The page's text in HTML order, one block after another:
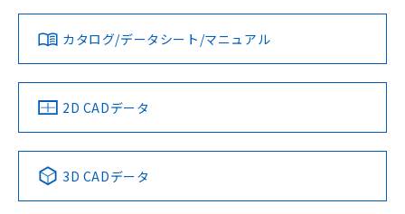
ダウンロードデータをご利用いただく前に、以下を必ずお読
みください。
ソフトウェアの使用条件
対応済み
中国 RoHS 注意事項・凡例
Pb Hg Cd Cr(VI)
カタログ/データシート/マニュアル
2D CADデータ
3D CADデータ